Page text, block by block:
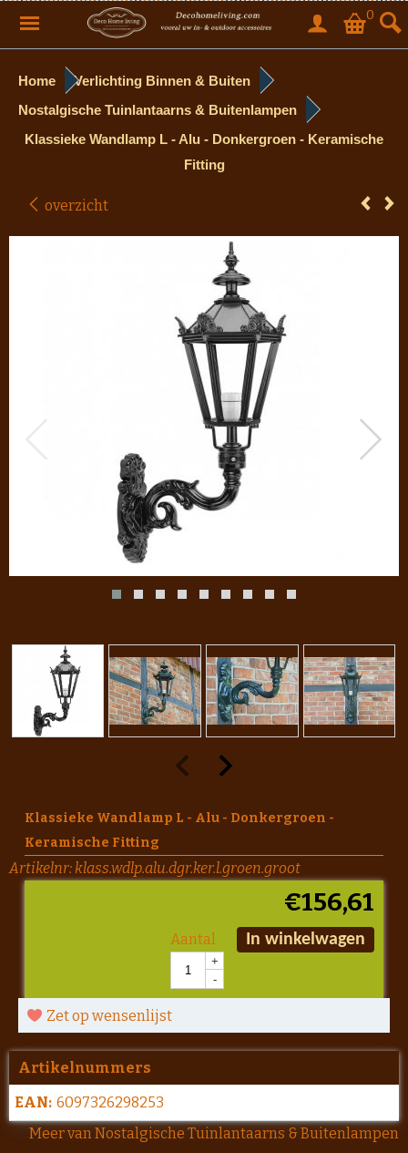
0
Home
Verlichting Binnen & Buiten
Nostalgische Tuinlantaarns & Buitenlampen
Klassieke Wandlamp L - Alu - Donkergroen - Keramische
Fitting
overzicht
Klassieke Wandlamp L - Alu - Donkergroen -
Keramische Fitting
Artikelnr: klass.wdlp.alu.dgr.ker.l.groen.groot
€156,61
Aantal
+
-
In winkelwagen
Zet op wensenlijst
Artikelnummers
EAN: 6097326298253
Meer van Nostalgische Tuinlantaarns & Buitenlampen